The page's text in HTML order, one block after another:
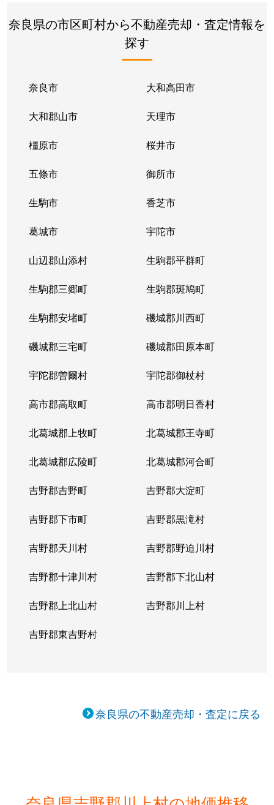
奈良県の市区町村から不動産売却・査定情報を
探す
奈良市 大和高田市
大和郡山市 天理市
橿原市 桜井市
五條市 御所市
生駒市 香芝市
葛城市 宇陀市
山辺郡山添村 生駒郡平群町
生駒郡三郷町 生駒郡斑鳩町
生駒郡安堵町 磯城郡川西町
磯城郡三宅町 磯城郡田原本町
宇陀郡曽爾村 宇陀郡御杖村
高市郡高取町 高市郡明日香村
北葛城郡上牧町 北葛城郡王寺町
北葛城郡広陵町 北葛城郡河合町
吉野郡吉野町 吉野郡大淀町
吉野郡下市町 吉野郡黒滝村
吉野郡天川村 吉野郡野迫川村
吉野郡十津川村 吉野郡下北山村
吉野郡上北山村 吉野郡川上村
吉野郡東吉野村
奈良県の不動産売却・査定に戻る